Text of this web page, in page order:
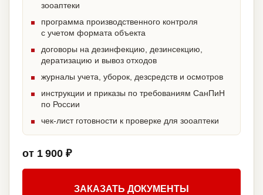
зооаптеки
программа производственного контроля
с учетом формата объекта
договоры на дезинфекцию, дезинсекцию,
дератизацию и вывоз отходов
журналы учета, уборок, дезсредств и осмотров
инструкции и приказы по требованиям СанПиН
по России
чек-лист готовности к проверке для зооаптеки
от 1 900 ₽
ЗАКАЗАТЬ ДОКУМЕНТЫ